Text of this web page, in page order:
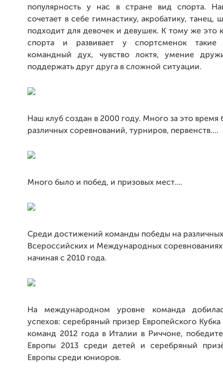
популярность у нас в стране вид спорта.
сочетает в себе гимнастику, акробатику, танец,
подходит для девочек и девушек. К тому же это
спорта и развивает у спортсменок такие
командный дух, чувство локтя, умение
поддержать друг друга в сложной ситуации.
Наш клуб создан в 2000 году. Много за это время
различных соревнований, турниров, первенств....
Много было и побед, и призовых мест....
Среди достижений команды победы на различных
Всероссийских и Международных
начиная с 2010 года.
На международном уровне команда
успехов: серебряный призер Европейского
команд 2012 года в Италии в Риччоне,
Европы 2013 среди детей и серебряный
Европы среди юниоров.